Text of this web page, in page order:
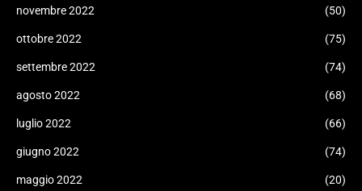
novembre 2022 (50)
ottobre 2022 (75)
settembre 2022 (74)
agosto 2022 (68)
luglio 2022 (66)
giugno 2022 (74)
maggio 2022 (20)